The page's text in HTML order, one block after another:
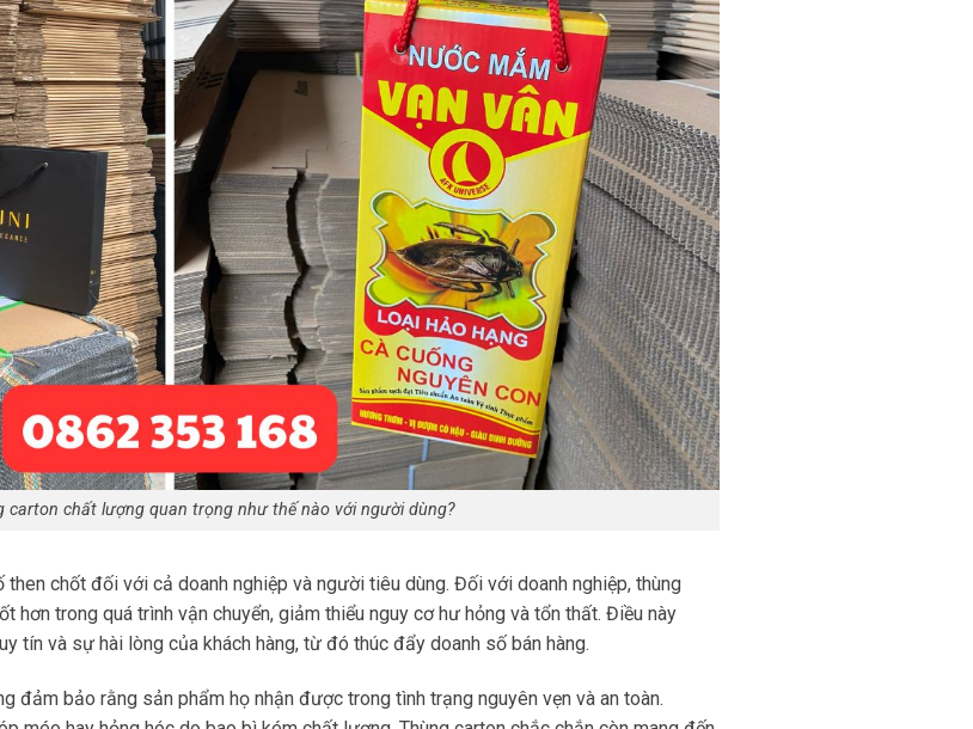
carton chất lượng quan trọng như thế nào với người dùng?
chốt đối với cả doanh nghiệp và người tiêu dùng. Đối với doanh nghiệp, thùng
hơn trong quá trình vận chuyển, giảm thiểu nguy cơ hư hỏng và tổn thất. Điều này
tín và sự hài lòng của khách hàng, từ đó thúc đẩy doanh số bán hàng.
đảm bảo rằng sản phẩm họ nhận được trong tình trạng nguyên vẹn và an toàn.